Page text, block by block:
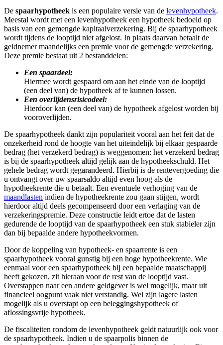
De spaarhypotheek is een populaire versie van de levenhypotheek.
Meestal wordt met een levenhypotheek een hypotheek bedoeld op
basis van een gemengde kapitaalverzekering. Bij de spaarhypotheek
wordt tijdens de looptijd niet afgelost. In plaats daarvan betaalt de
geldnemer maandelijks een premie voor de gemengde verzekering.
Deze premie bestaat uit 2 bestanddelen:
Een spaardeel:
Hiermee wordt gespaard om aan het einde van de looptijd
(een deel van) de hypotheek af te kunnen lossen.
Een overlijdensrisicodeel:
Hierdoor kan (een deel van) de hypotheek afgelost worden bij
vooroverlijden.
De spaarhypotheek dankt zijn populariteit vooral aan het feit dat de
onzekerheid rond de hoogte van het uiteindelijk bij elkaar gespaarde
bedrag (het verzekerd bedrag) is weggenomen: het verzekerd bedrag
is bij de spaarhypotheek altijd gelijk aan de hypotheekschuld. Het
gehele bedrag wordt gegarandeerd. Hierbij is de rentevergoeding die
u ontvangt over uw spaarsaldo altijd even hoog als de
hypotheekrente die u betaalt. Een eventuele verhoging van de
maandlasten indien de hypotheekrente zou gaan stijgen, wordt
hierdoor altijd deels gecompenseerd door een verlaging van de
verzekeringspremie. Deze constructie leidt ertoe dat de lasten
gedurende de looptijd van de spaarhypotheek een stuk stabieler zijn
dan bij bepaalde andere hypotheekvormen.
Door de koppeling van hypotheek- en spaarrente is een
spaarhypotheek vooral gunstig bij een hoge hypotheekrente. Wie
eenmaal voor een spaarhypotheek bij een bepaalde maatschappij
heeft gekozen, zit hieraan voor de rest van de looptijd vast.
Overstappen naar een andere geldgever is wel mogelijk, maar uit
financieel oogpunt vaak niet verstandig. Wel zijn lagere lasten
mogelijk als u overstapt op een beleggingshypotheek of
aflossingsvrije hypotheek.
De fiscaliteiten rondom de levenhypotheek geldt natuurlijk ook voor
de spaarhypotheek. Indien u de spaarpolis binnen de